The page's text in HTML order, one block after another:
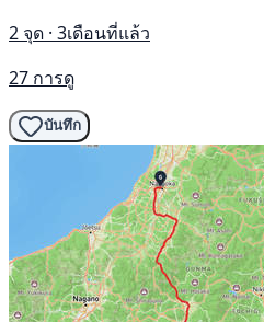
2 จุด · 3เดือนที่แล้ว
27 การดู
บันทึก